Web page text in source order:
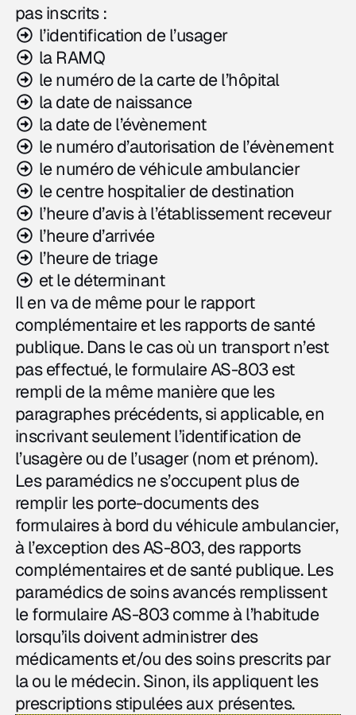
pas inscrits :
l’identification de l’usager
la RAMQ
le numéro de la carte de l’hôpital
la date de naissance
la date de l’évènement
le numéro d’autorisation de l’évènement
le numéro de véhicule ambulancier
le centre hospitalier de destination
l’heure d’avis à l’établissement receveur
l’heure d’arrivée
l’heure de triage
et le déterminant
Il en va de même pour le rapport
complémentaire et les rapports de santé
publique. Dans le cas où un transport n’est
pas effectué, le formulaire AS-803 est
rempli de la même manière que les
paragraphes précédents, si applicable, en
inscrivant seulement l’identification de
l’usagère ou de l’usager (nom et prénom).
Les paramédics ne s’occupent plus de
remplir les porte-documents des
formulaires à bord du véhicule ambulancier,
à l’exception des AS-803, des rapports
complémentaires et de santé publique. Les
paramédics de soins avancés remplissent
le formulaire AS-803 comme à l’habitude
lorsqu’ils doivent administrer des
médicaments et/ou des soins prescrits par
la ou le médecin. Sinon, ils appliquent les
prescriptions stipulées aux présentes.